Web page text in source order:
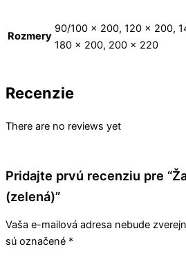
Rozmery
90/100 x 200, 120 x 200,
180 x 200, 200 x 220
Recenzie
There are no reviews yet
Pridajte prvú recenziu pre
(zelená)”
Vaša e-mailová adresa nebude
sú označené *